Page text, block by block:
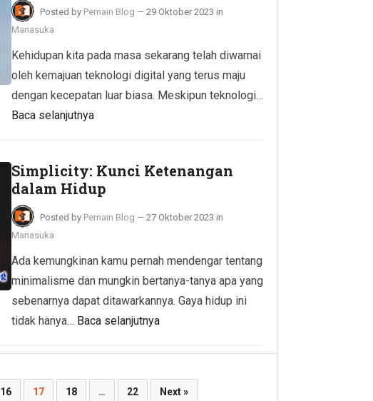
Posted by Pemain Blog — 29 Oktober 2023 in
Manasuka
Kehidupan kita pada masa sekarang telah diwarnai
oleh kemajuan teknologi digital yang terus maju
dengan kecepatan luar biasa. Meskipun teknologi…
Baca selanjutnya
Simplicity: Kunci Ketenangan
dalam Hidup
Posted by Pemain Blog — 27 Oktober 2023 in
Manasuka
Ada kemungkinan kamu pernah mendengar tentang
minimalisme dan mungkin bertanya-tanya apa yang
sebenarnya dapat ditawarkannya. Gaya hidup ini
tidak hanya… Baca selanjutnya
16 17 18 … 22 Next »